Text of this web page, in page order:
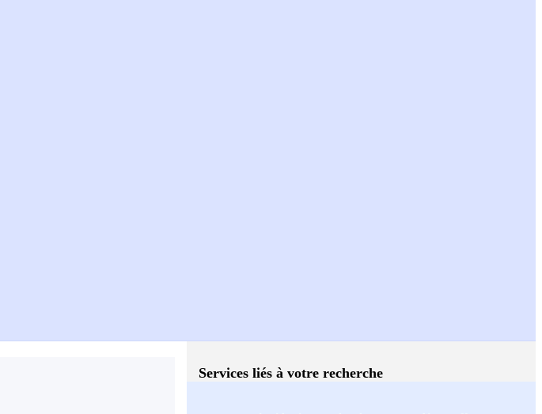
Services liés à votre recherche